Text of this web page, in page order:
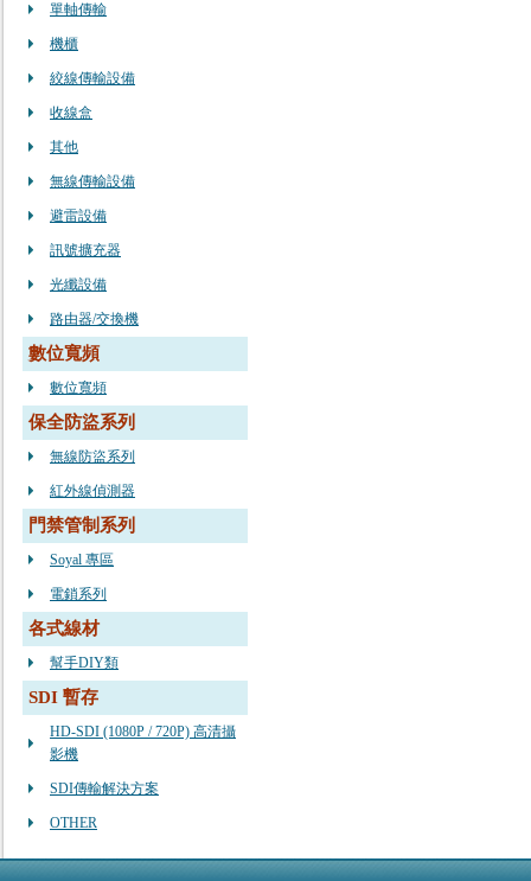
單軸傳輸
機櫃
絞線傳輸設備
收線盒
其他
無線傳輸設備
避雷設備
訊號擴充器
光纖設備
路由器/交換機
數位寬頻
數位寬頻
保全防盜系列
無線防盜系列
紅外線偵測器
門禁管制系列
Soyal 專區
電鎖系列
各式線材
幫手DIY類
SDI 暫存
HD-SDI (1080P / 720P) 高清攝
影機
SDI傳輸解決方案
OTHER